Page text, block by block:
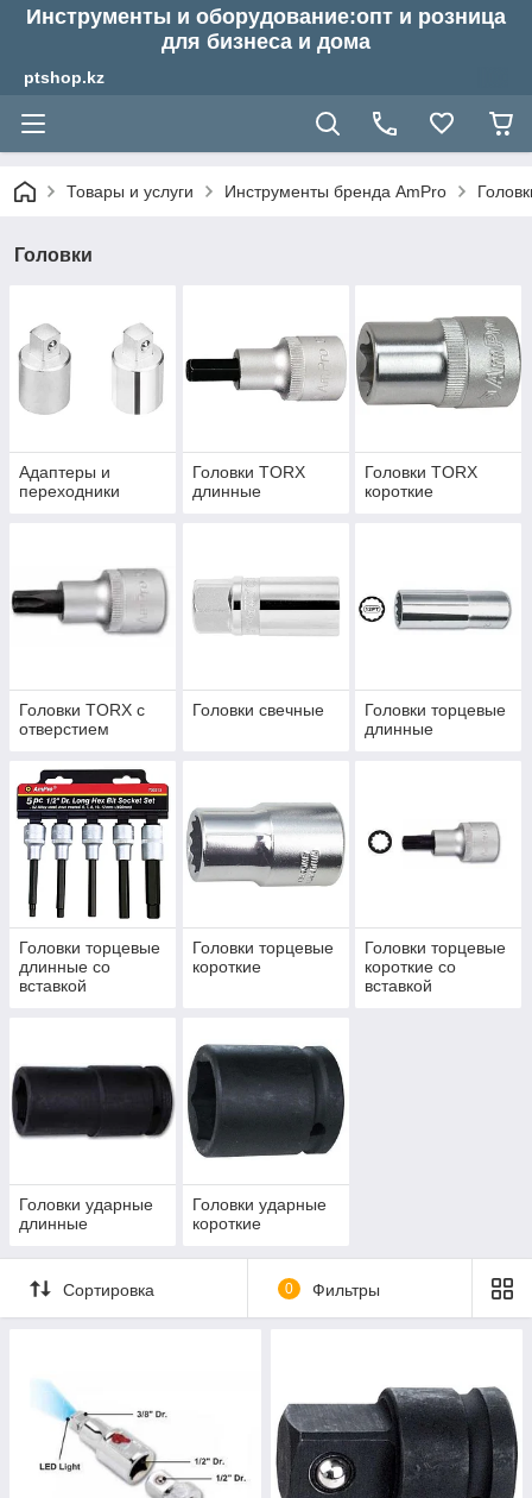
Инструменты и оборудование:опт и розница
для бизнеса и дома
ptshop.kz
Товары и услуги Инструменты бренда AmPro
Головки
Адаптеры и
переходники
Головки TORX
длинные
Головки TORX
короткие
Головки TORX с
отверстием
Головки свечные
Головки торцевые
длинные
Головки торцевые
длинные со
вставкой
Головки торцевые
короткие
Головки торцевые
короткие со
вставкой
Головки ударные
длинные
Головки ударные
короткие
Сортировка 0 Фильтры